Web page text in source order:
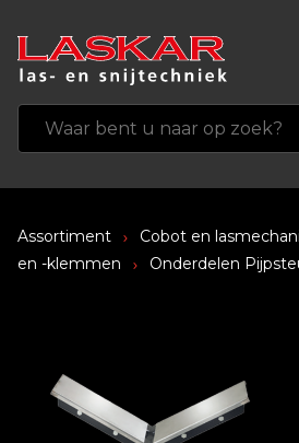
Assortiment Cobot en
en -klemmen
Onderdelen